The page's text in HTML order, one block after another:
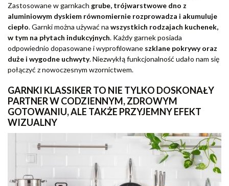
Zastosowane w garnkach grube, trójwarstwowe dno z
aluminiowym dyskiem równomiernie rozprowadza i akumuluje
ciepło. Garnki można używać na wszystkich rodzajach kuchenek,
w tym na płytach indukcyjnych. Każdy garnek posiada
odpowiednio dopasowane i wyprofilowane szklane pokrywy oraz
duże i wygodne uchwyty. Niezwykłą funkcjonalność udało nam się
połączyć z nowoczesnym wzornictwem.
GARNKI KLASSIKER TO NIE TYLKO DOSKONAŁY
PARTNER W CODZIENNYM, ZDROWYM
GOTOWANIU, ALE TAKŻE PRZYJEMNY EFEKT
WIZUALNY